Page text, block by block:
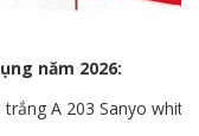
năm 2026:
A 203 Sanyo